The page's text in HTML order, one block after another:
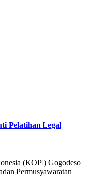
Pelatihan Legal
(KOPI) Gogodeso
Permusyawaratan